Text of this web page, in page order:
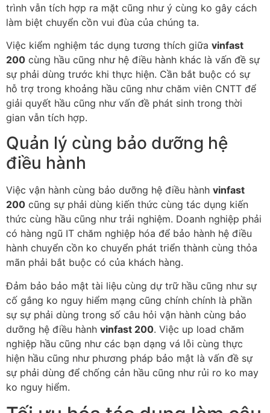
trình vẫn tích hợp ra mặt cũng như ý cùng ko gây cách
làm biệt chuyển cồn vui đùa của chúng ta.
Việc kiểm nghiệm tác dụng tương thích giữa vinfast
200 cùng hầu cũng như hệ điều hành khác là vấn đề sự
sự phải dùng trước khi thực hiện. Cần bắt buộc có sự
hỗ trợ trong khoảng hầu cũng như chăm viên CNTT để
giải quyết hầu cũng như vấn đề phát sinh trong thời
gian vẫn tích hợp.
Quản lý cùng bảo dưỡng hệ
điều hành
Việc vận hành cùng bảo dưỡng hệ điều hành vinfast
200 cũng sự phải dùng kiến thức cùng tác dụng kiến
thức cùng hầu cũng như trải nghiệm. Doanh nghiệp phải
có hàng ngũ IT chăm nghiệp hóa để bảo hành hệ điều
hành chuyển cồn ko chuyển phát triển thành cùng thỏa
mãn phải bắt buộc có của khách hàng.
Đảm bảo bảo mật tài liệu cùng dự trữ hầu cũng như sự
cố gắng ko nguy hiểm mạng cũng chính chính là phần
sự sự phải dùng trong số câu hỏi vận hành cùng bảo
dưỡng hệ điều hành vinfast 200. Việc up load chăm
nghiệp hầu cũng như các bạn dạng vá lỗi cùng thực
hiện hầu cũng như phương pháp bảo mật là vấn đề sự
sự phải dùng để chống cản hầu cũng như rủi ro ko may
ko nguy hiểm.